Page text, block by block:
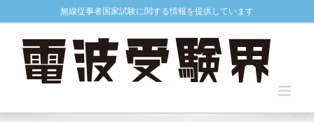
to
無線従事者国家試験に関する情報を提供しています